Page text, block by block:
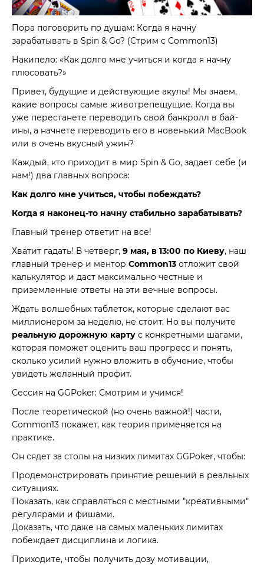
Пора поговорить по душам: Когда я начну
зарабатывать в Spin & Go? (Стрим с Common13)
Накипело: «Как долго мне учиться и когда я начну
плюсовать?»
Привет, будущие и действующие акулы! Мы знаем,
какие вопросы самые животрепещущие. Когда вы
уже перестанете переводить свой банкролл в бай-
ины, а начнете переводить его в новенький MacBook
или в очень вкусный ужин?
Каждый, кто приходит в мир Spin & Go, задает себе (и
нам!) два главных вопроса:
Как долго мне учиться, чтобы побеждать?
Когда я наконец-то начну стабильно зарабатывать?
Главный тренер ответит на все!
Хватит гадать! В четверг, 9 мая, в 13:00 по Киеву, наш
главный тренер и ментор Common13 отложит свой
калькулятор и даст максимально честные и
приземленные ответы на эти вечные вопросы.
Ждать волшебных таблеток, которые сделают вас
миллионером за неделю, не стоит. Но вы получите
реальную дорожную карту с конкретными шагами,
которая поможет оценить ваш прогресс и понять,
сколько усилий нужно вложить в обучение, чтобы
увидеть желанный профит.
Сессия на GGPoker: Смотрим и учимся!
После теоретической (но очень важной!) части,
Common13 покажет, как теория применяется на
практике.
Он сядет за столы на низких лимитах GGPoker, чтобы:
Продемонстрировать принятие решений в реальных
ситуациях.
Показать, как справляться с местными "креативными"
регулярами и фишами.
Доказать, что даже на самых маленьких лимитах
побеждает дисциплина и логика.
Приходите, чтобы получить дозу мотивации,